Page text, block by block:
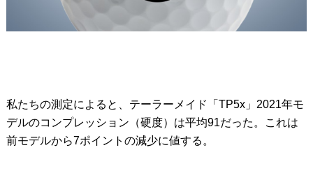
私たちの測定によると、テーラーメイド「TP5x」2021年モ
デルのコンプレッション（硬度）は平均91だった。これは
前モデルから7ポイントの減少に値する。